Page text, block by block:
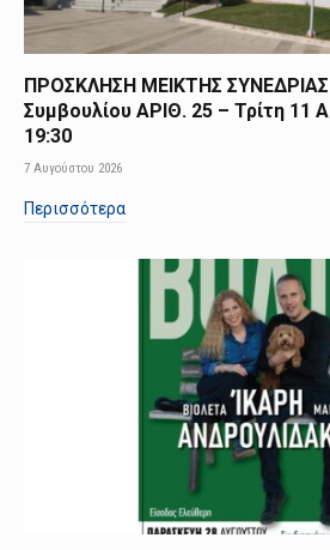
ΠΡΟΣΚΛΗΣΗ ΜΕΙΚΤΗΣ
Συμβουλίου ΑΡΙΘ. 25 – Τρίτη 11
19:30
7 Αυγούστου 2026
Περισσότερα